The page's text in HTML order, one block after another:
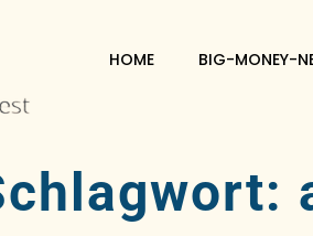
HOME BIG-MONEY-